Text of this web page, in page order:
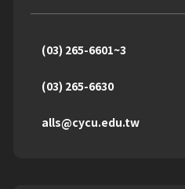
(03) 265-6601~3
(03) 265-6630
alls@cycu.edu.tw